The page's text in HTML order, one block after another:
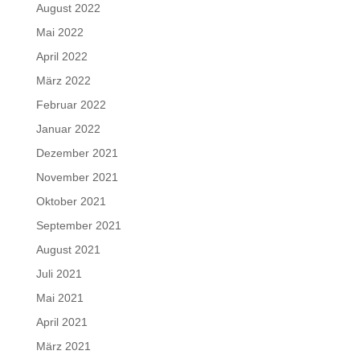
August 2022
Mai 2022
April 2022
März 2022
Februar 2022
Januar 2022
Dezember 2021
November 2021
Oktober 2021
September 2021
August 2021
Juli 2021
Mai 2021
April 2021
März 2021